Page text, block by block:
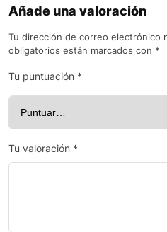
Añade una valoración
Tu dirección de correo electrónico
obligatorios están marcados con *
Tu puntuación *
Tu valoración *